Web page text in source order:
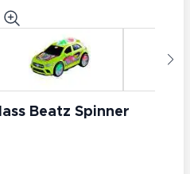
Beatz Spinner